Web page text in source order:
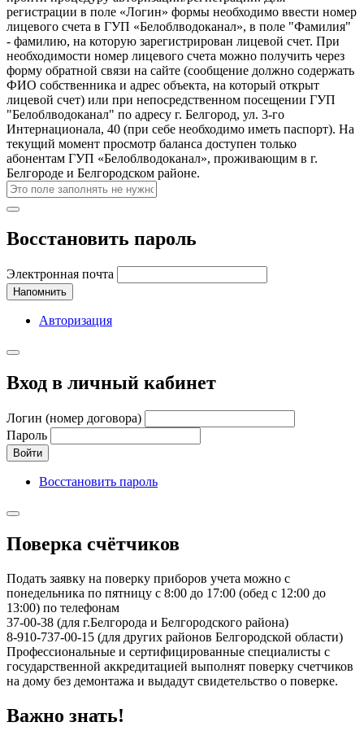
регистрации в поле «Логин» формы необходимо ввести номер
лицевого счета в ГУП «Белоблводоканал», в поле "Фамилия"
- фамилию, на которую зарегистрирован лицевой счет. При
необходимости номер лицевого счета можно получить через
форму обратной связи на сайте (сообщение должно содержать
ФИО собственника и адрес объекта, на который открыт
лицевой счет) или при непосредственном посещении ГУП
"Белоблводоканал" по адресу г. Белгород, ул. 3-го
Интернационала, 40 (при себе необходимо иметь паспорт). На
текущий момент просмотр баланса доступен только
абонентам ГУП «Белоблводоканал», проживающим в г.
Белгороде и Белгородском районе.
Восстановить пароль
Электронная почта
Напомнить
Авторизация
Вход в личный кабинет
Логин (номер договора)
Пароль
Войти
Восстановить пароль
Поверка счётчиков
Подать заявку на поверку приборов учета можно с
понедельника по пятницу с 8:00 до 17:00 (обед с 12:00 до
13:00) по телефонам
37-00-38 (для г.Белгорода и Белгородского района)
8-910-737-00-15 (для других районов Белгородской области)
Профессиональные и сертифицированные специалисты с
государственной аккредитацией выполнят поверку счетчиков
на дому без демонтажа и выдадут свидетельство о поверке.
Важно знать!